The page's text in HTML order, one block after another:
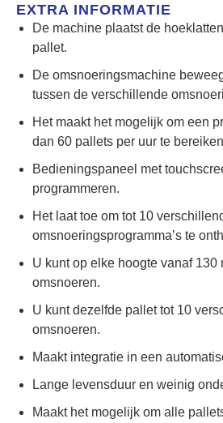
EXTRA INFORMATIE
De machine plaatst de
pallet.
De omsnoeringsmachine
tussen de verschillende
Het maakt het mogelijk om een
dan 60 pallets per uur te
Bedieningspaneel met
programmeren.
Het laat toe om tot 10
omsnoeringsprogramma’s te
U kunt op elke hoogte vanaf 130
omsnoeren.
U kunt dezelfde pallet tot 10
omsnoeren.
Maakt integratie in een
Lange levensduur en weinig
Maakt het mogelijk om alle